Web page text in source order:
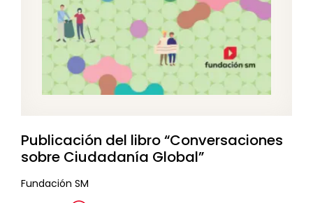
Publicación del libro “Conversaciones
sobre Ciudadanía Global”
Fundación SM